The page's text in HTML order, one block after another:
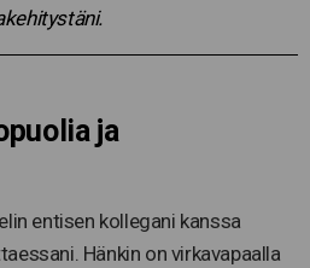
ja
entisen kollegani kanssa
Hänkin on virkavapaalla